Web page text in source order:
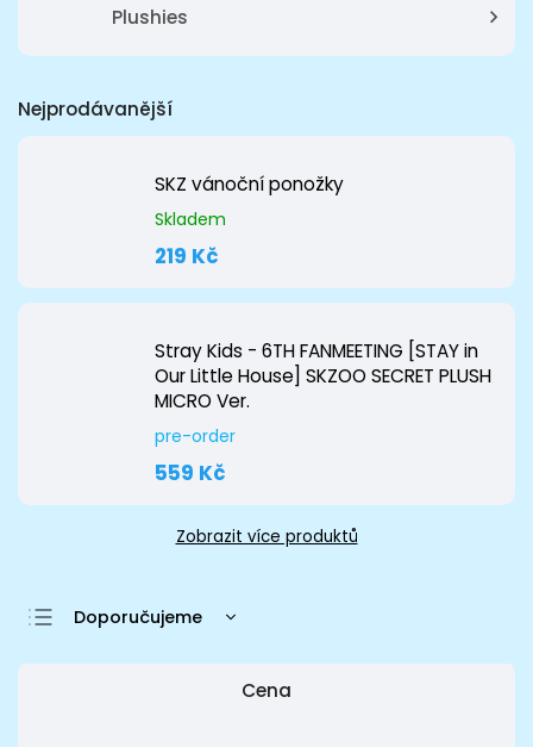
Plushies
Nejprodávanější
SKZ vánoční ponožky
Skladem
219 Kč
Stray Kids - 6TH FANMEETING [STAY in
Our Little House] SKZOO SECRET PLUSH
MICRO Ver.
pre-order
559 Kč
Zobrazit více produktů
Doporučujeme
Cena